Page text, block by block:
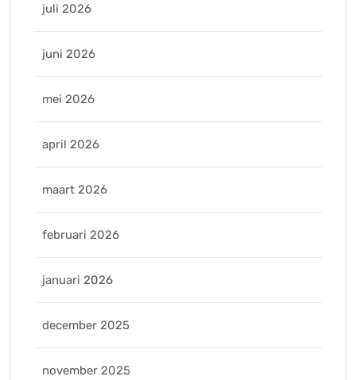
juli 2026
juni 2026
mei 2026
april 2026
maart 2026
februari 2026
januari 2026
december 2025
november 2025